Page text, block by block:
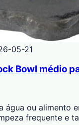
05-21
Bowl médio
água ou alimento
frequente e